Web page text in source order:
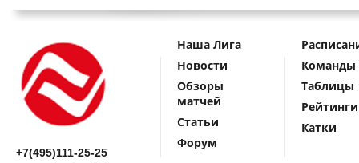
+7(495)111-25-25
Наша Лига
Новости
Обзоры
матчей
Статьи
Форум
Команды
Таблицы
Рейтинги
Катки